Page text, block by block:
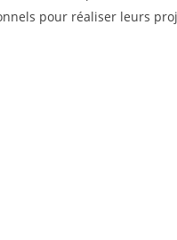
pour réaliser leurs